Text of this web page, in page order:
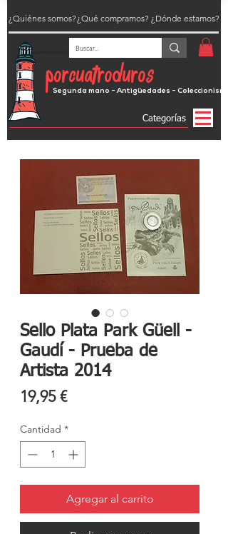
porcuatroduros
Segunda mano - Antigüedades - Coleccionismo
¿Dónde estamos?
¿Quiénes somos?
Categorías
¿Qué compramos?
Sello Plata Park Güell -
Gaudí - Prueba de
Artista 2014
19,95 €Precio
Cantidad *
Agregar al carrito